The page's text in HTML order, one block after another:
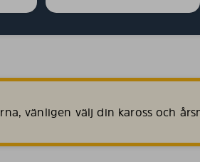
vänligen välj din kaross och